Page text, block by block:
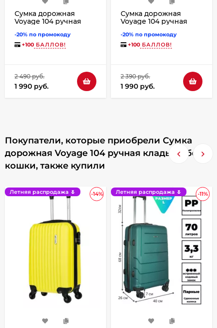
Сумка дорожная
Voyage 104 ручная
джинс
-20% по промокоду
+100 БАЛЛОВ!
2 490 руб.
1 990 руб.
Сумка дорожная
Voyage 104 ручная
-20% по промокоду
+100 БАЛЛОВ!
2 390 руб.
1 990 руб.
Покупатели, которые приобрели Сумка
дорожная Voyage 104 ручная кладь Победа
кошки, также купили
-14%
Летняя распродажа 🌷 -11%
Летняя распродажа 🌷